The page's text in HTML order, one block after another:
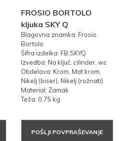
FROSIO BORTOLO
kljuka SKY Q
Blagovna znamka: Frosio
Bortolo
Šifra izdelka: FB.SKYQ
Izvedba: Na ključ, cilinder, wc
Obdelava: Krom, Mat krom,
Nikelj (biser), Nikelj (rožnati)
Material: Zamak
Teža: 0,75 kg
POŠLJI POVPRAŠEVANJE